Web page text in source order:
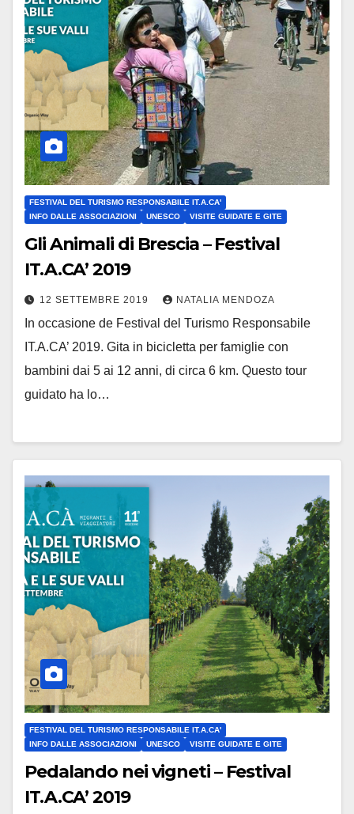
FESTIVAL DEL TURISMO RESPONSABILE IT.A.CA'
INFO DALLE ASSOCIAZIONI
UNESCO VISITE GUIDATE E GITE
Gli Animali di Brescia – Festival
IT.A.CA’ 2019
12 SETTEMBRE 2019 NATALIA MENDOZA
In occasione de Festival del Turismo Responsabile
IT.A.CA’ 2019. Gita in bicicletta per famiglie con
bambini dai 5 ai 12 anni, di circa 6 km. Questo tour
guidato ha lo…
FESTIVAL DEL TURISMO RESPONSABILE IT.A.CA'
INFO DALLE ASSOCIAZIONI
UNESCO VISITE GUIDATE E GITE
Pedalando nei vigneti – Festival
IT.A.CA’ 2019